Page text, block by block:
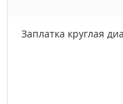
Заплатка круглая